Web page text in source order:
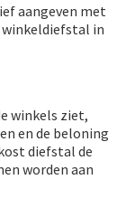
aangeven met
winkeldiefstal in
winkels ziet,
en de beloning
diefstal de
worden aan